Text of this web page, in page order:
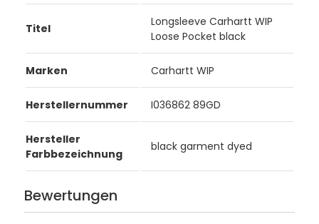
Titel
Longsleeve Carhartt WIP
Loose Pocket black
Marken Carhartt WIP
Herstellernummer I036862 89GD
Hersteller
Farbbezeichnung
black garment dyed
Bewertungen